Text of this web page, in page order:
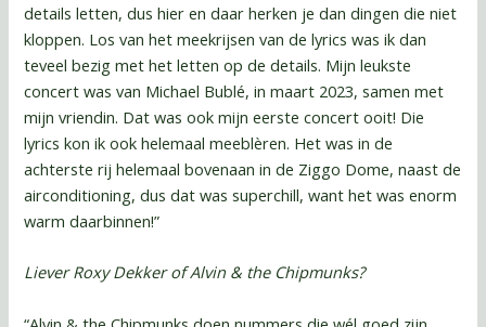
details letten, dus hier en daar herken je dan dingen die niet
kloppen. Los van het meekrijsen van de lyrics was ik dan
teveel bezig met het letten op de details. Mijn leukste
concert was van Michael Bublé, in maart 2023, samen met
mijn vriendin. Dat was ook mijn eerste concert ooit! Die
lyrics kon ik ook helemaal meeblèren. Het was in de
achterste rij helemaal bovenaan in de Ziggo Dome, naast de
airconditioning, dus dat was superchill, want het was enorm
warm daarbinnen!”
Liever Roxy Dekker of Alvin & the Chipmunks?